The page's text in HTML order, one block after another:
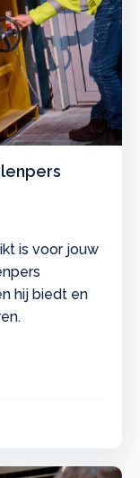
is voor jouw
hij biedt en